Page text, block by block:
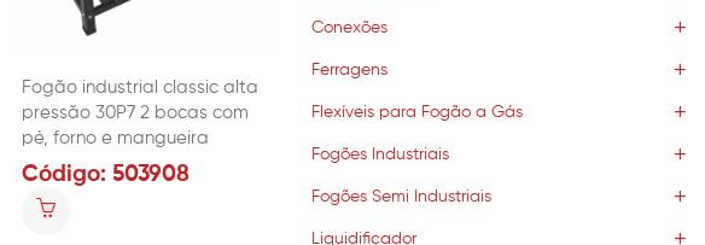
Fogão industrial classic alta
pressão 30P7 2 bocas com
pé, forno e mangueira
Código: 503908
Conexões
Ferragens
Flexíveis para Fogão a Gás
Fogões Industriais
Fogões Semi Industriais
Liquidificador